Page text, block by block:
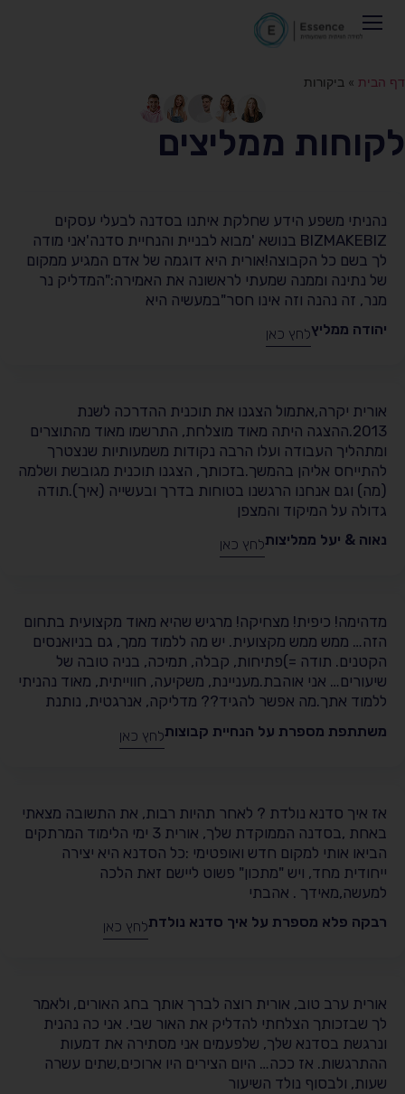
דף הבית » ביקורות
לקוחות ממליצים
נהניתי משפע הידע שחלקת איתנו בסדנה לבעלי עסקים
BIZMAKEBIZ בנושא 'מבוא לבניית והנחיית סדנה'אני מודה
לך בשם כל הקבוצה!אורית היא דוגמה של אדם המגיע ממקום
של נתינה וממנה שמעתי לראשונה את האמירה:"המדליק נר
מנר, זה נהנה וזה אינו חסר"במעשיה היא
יהודה ממליץלחץ כאן
אורית יקרה,אתמול הצגנו את תוכנית ההדרכה לשנת
2013.ההצגה היתה מאוד מוצלחת, התרשמו מאוד מהתוצרים
ומתהליך העבודה ועלו הרבה נקודות משמעותיות שנצטרך
להתייחס אליהן בהמשך.בזכותך, הצגנו תוכנית מגובשת ושלמה
(מה) וגם אנחנו הרגשנו בטוחות בדרך ובעשייה (איך).תודה
גדולה על המיקוד והמצפן
נאוה & יעל ממליצותלחץ כאן
מדהימה! כיפית! מצחיקה! מרגיש שהיא מאוד מקצועית בתחום
הזה… ממש ממש מקצועית. יש מה ללמוד ממך, גם בניואנסים
הקטנים. תודה =)פתיחות, קבלה, תמיכה, בניה טובה של
שיעורים… אני אוהבת.מעניינת, משקיעה, חווייתית, מאוד נהניתי
ללמוד אתך.מה אפשר להגיד?? מדליקה, אנרגטית, נותנת
משתתפת מספרת על הנחיית קבוצותלחץ כאן
אז איך סדנא נולדת ? לאחר תהיות רבות, את התשובה מצאתי
באחת ,בסדנה הממוקדת שלך, אורית 3 ימי הלימוד המרתקים
הביאו אותי למקום חדש ואופטימי :כל הסדנא היא יצירה
ייחודית מחד, ויש "מתכון" פשוט ליישם זאת הלכה
למעשה,מאידך . אהבתי
רבקה פלא מספרת על איך סדנא נולדתלחץ כאן
אורית ערב טוב, אורית רוצה לברך אותך בחג האורים, ולאמר
לך שבזכותך הצלחתי להדליק את האור שבי. אני כה נהנית
ונרגשת בסדנא שלך, שלפעמים אני מסתירה את דמעות
ההתרגשות. אז ככה… היום הצירים היו ארוכים,שתים עשרה
שעות, ולבסוף נולד השיעור